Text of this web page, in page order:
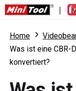
|
Startseite
Preise
Home
Was ist eine CBR-
konvertiert?